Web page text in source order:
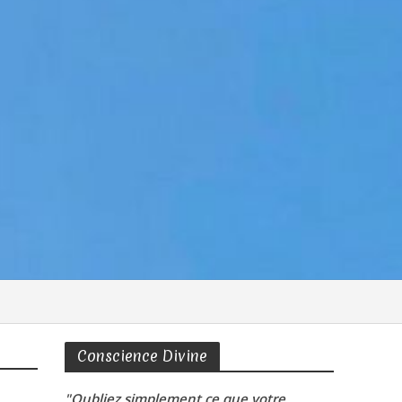
Conscience Divine
"Oubliez simplement ce que votre